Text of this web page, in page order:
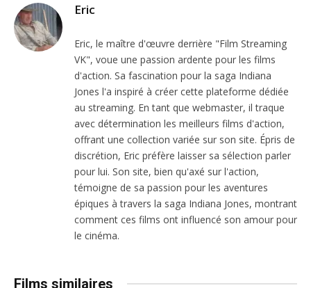
Eric
Eric, le maître d'œuvre derrière "Film Streaming
VK", voue une passion ardente pour les films
d'action. Sa fascination pour la saga Indiana
Jones l'a inspiré à créer cette plateforme dédiée
au streaming. En tant que webmaster, il traque
avec détermination les meilleurs films d'action,
offrant une collection variée sur son site. Épris de
discrétion, Eric préfère laisser sa sélection parler
pour lui. Son site, bien qu'axé sur l'action,
témoigne de sa passion pour les aventures
épiques à travers la saga Indiana Jones, montrant
comment ces films ont influencé son amour pour
le cinéma.
Films similaires